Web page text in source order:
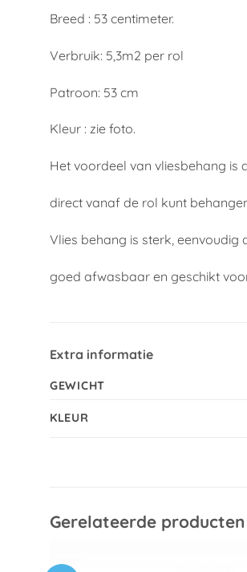
Breed : 53 centimeter.
Verbruik: 5,3m2 per rol
Patroon: 53 cm
Kleur : zie foto.
Het voordeel van vliesbehang is
direct vanaf de rol kunt
Vlies behang is sterk, eenvoudig
goed afwasbaar en geschikt
Extra informatie
GEWICHT
KLEUR
Gerelateerde producten